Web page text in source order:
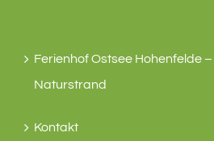
Ferienhof Ostsee Hohenfelde
Naturstrand
Kontakt